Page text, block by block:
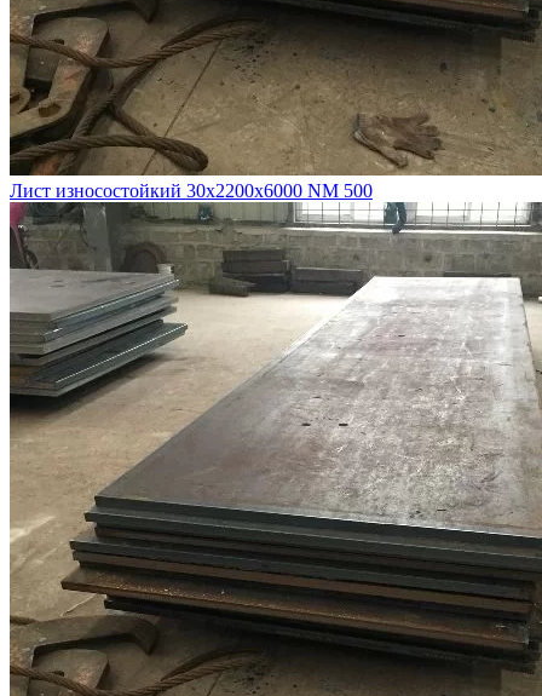
Лист износостойкий 30х2200х6000 NM 500